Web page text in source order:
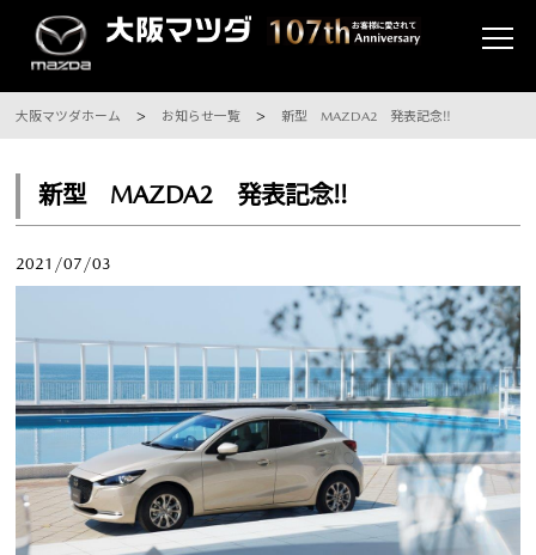
大阪マツダホーム お知らせ一覧 新型 MAZDA2 発表記念‼
新型 MAZDA2 発表記念‼
2021/07/03